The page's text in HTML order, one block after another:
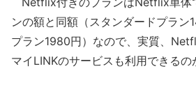
ンの額と同額（スタンダードプラン
プラン1980円）なので、実質、
マイLINKのサービスも利用できるの